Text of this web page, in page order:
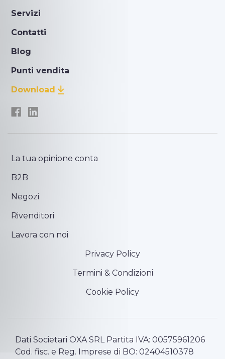
Servizi
Contatti
Blog
Punti vendita
Download
La tua opinione conta
B2B
Negozi
Rivenditori
Lavora con noi
Privacy Policy
Termini & Condizioni
Cookie Policy
Dati Societari OXA SRL Partita IVA: 00575961206
Cod. fisc. e Reg. Imprese di BO: 02404510378